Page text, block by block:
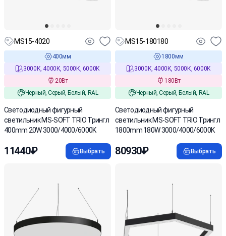
MS15-4020
400мм
3000К, 4000К, 5000К, 6000К
20Вт
Черный, Серый, Белый, RAL
Cветодиодный фигурный
светильник MS-SOFT TRIO Трингл
400mm 20W 3000/4000/6000K
11440₽ Выбрать
MS15-180180
1800мм
3000К, 4000К, 5000К, 6000К
180Вт
Черный, Серый, Белый, RAL
Cветодиодный фигурный
светильник MS-SOFT TRIO Трингл
1800mm 180W 3000/4000/6000K
80930₽ Выбрать